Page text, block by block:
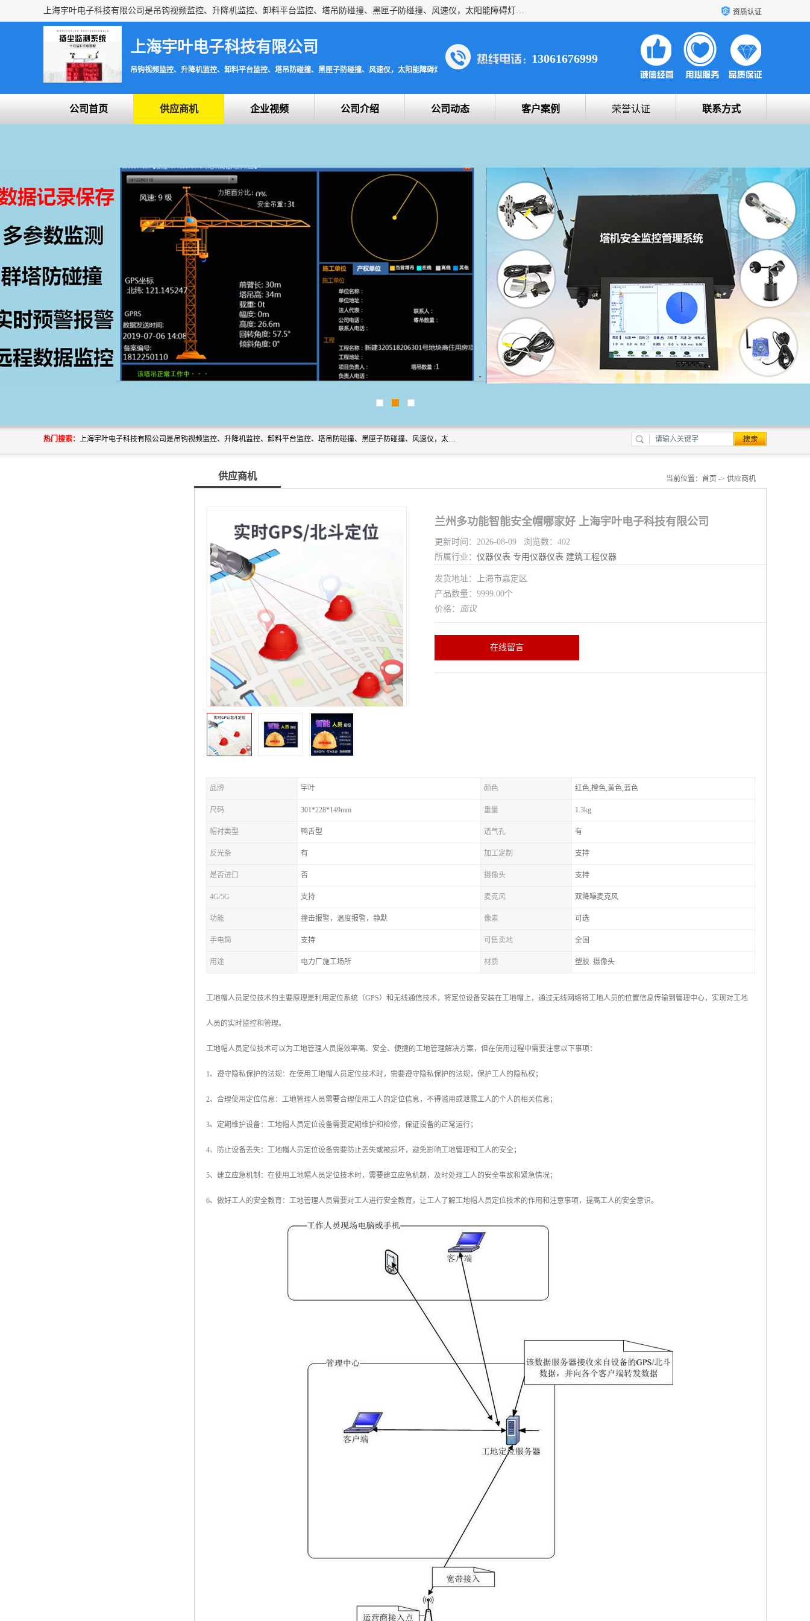
上海宇叶电子科技有限公司是吊钩视频监控、升降机监控、卸料平台监控、塔吊防碰撞、黑匣子防碰撞、风速仪，太阳能障碍灯安全提示灯等一系列升降机的常用配件产品专业研发生产加工的公司，拥有完整、科学的质量管理体系。 资质认证
上海宇叶电子科技有限公司
吊钩视频监控、升降机监控、卸料平台监控、塔吊防碰撞、黑匣子防碰撞、风速仪，太阳能障碍灯安全提示灯
13061676999
公司首页 供应商机 企业视频 公司介绍 公司动态 客户案例 荣誉认证 联系方式
热门搜索： 上海宇叶电子科技有限公司是吊钩视频监控、升降机监控、卸料平台监控、塔吊防碰撞、黑匣子防碰撞、风速仪，太阳能障碍灯安全提示灯等一系列升降机的常用配件产品专业研发生产加工的公司，拥有完整、科学的质量管理体系。
供应商机 当前位置： 首页 -> 供应商机
兰州多功能智能安全帽哪家好 上海宇叶电子科技有限公司
更新时间：2026-08-09 浏览数：402
所属行业： 仪器仪表 专用仪器仪表 建筑工程仪器
发货地址：上海市嘉定区
产品数量：9999.00个
价格： 面议
在线留言
品牌 宇叶 颜色 红色,橙色,黄色,蓝色
尺码 301*228*149mm 重量 1.3kg
帽衬类型 鸭舌型 透气孔 有
反光条 有 加工定制 支持
是否进口 否 摄像头 支持
4G/5G 支持 麦克风 双降噪麦克风
功能 撞击报警，温度报警，静默 像素 可选
手电筒 支持 可售卖地 全国
用途 电力厂施工场所 材质 塑胶. 摄像头
工地帽人员定位技术的主要原理是利用定位系统（GPS）和无线通信技术，将定位设备安装在工地帽上，通过无线网络将工地人员的位置信息传输到管理中心，实现对工地
人员的实时监控和管理。
工地帽人员定位技术可以为工地管理人员提效率高、安全、便捷的工地管理解决方案，但在使用过程中需要注意以下事项：
1、遵守隐私保护的法规：在使用工地帽人员定位技术时，需要遵守隐私保护的法规，保护工人的隐私权；
2、合理使用定位信息：工地管理人员需要合理使用工人的定位信息，不得滥用或泄露工人的个人的相关信息；
3、定期维护设备：工地帽人员定位设备需要定期维护和检修，保证设备的正常运行；
4、防止设备丢失：工地帽人员定位设备需要防止丢失或被损坏，避免影响工地管理和工人的安全；
5、建立应急机制：在使用工地帽人员定位技术时，需要建立应急机制，及时处理工人的安全事故和紧急情况；
6、做好工人的安全教育：工地管理人员需要对工人进行安全教育，让工人了解工地帽人员定位技术的作用和注意事项，提高工人的安全意识。